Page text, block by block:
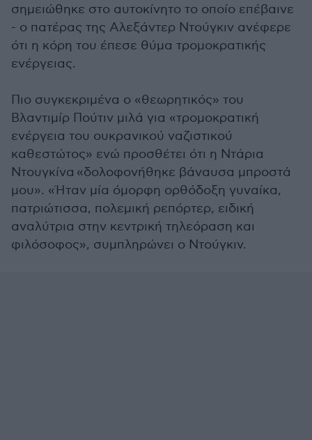
σημειώθηκε στο αυτοκίνητο το οποίο επέβαινε
- ο πατέρας της Αλεξάντερ Ντούγκιν ανέφερε
ότι η κόρη του έπεσε θύμα τρομοκρατικής
ενέργειας.
Πιο συγκεκριμένα ο «θεωρητικός» του
Βλαντιμίρ Πούτιν μιλά για «τρομοκρατική
ενέργεια του ουκρανικού ναζιστικού
καθεστώτος» ενώ προσθέτει ότι η Ντάρια
Ντουγκίνα «δολοφονήθηκε βάναυσα μπροστά
μου». «Ήταν μία όμορφη ορθόδοξη γυναίκα,
πατριώτισσα, πολεμική ρεπόρτερ, ειδική
αναλύτρια στην κεντρική τηλεόραση και
φιλόσοφος», συμπληρώνει ο Ντούγκιν.